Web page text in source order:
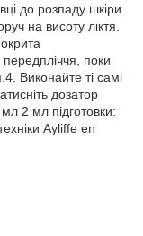
до розпаду шкіри
на висоту ліктя.
поки
Виконайте ті самі
дозатор
2 мл підготовки:
Ayliffe en